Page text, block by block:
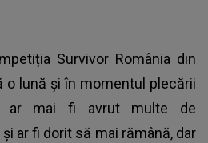
Survivor România din
o lună și în momentul plecării
ar mai fi avrut multe de
ar fi dorit să mai rămână, dar